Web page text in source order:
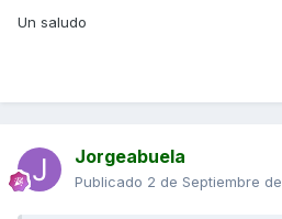
Un saludo
Jorgeabuela
Publicado 2 de Septiembre